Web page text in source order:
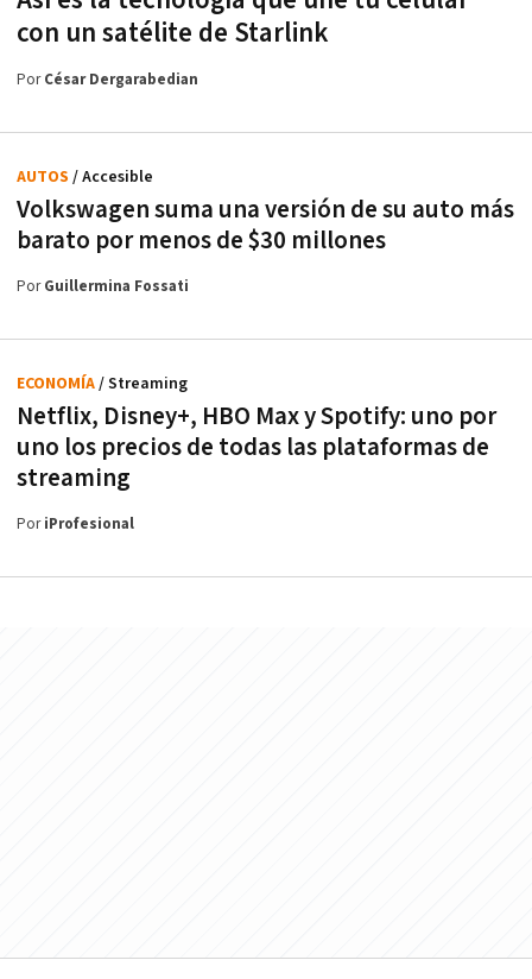
con un satélite de Starlink
PorCésar Dergarabedian
Volkswagen suma una versión de su auto más
barato por menos de $30 millones
AUTOS / Accesible
PorGuillermina Fossati
Netflix, Disney+, HBO Max y Spotify: uno por
uno los precios de todas las plataformas de
streaming
ECONOMÍA/ Streaming
PoriProfesional